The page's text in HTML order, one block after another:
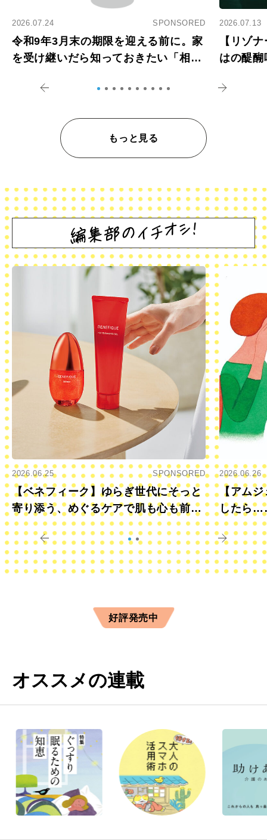
2026.07.24 SPONSORED
令和9年3月末の期限を迎える前に。家
を受け継いだら知っておきたい「相続
2026.07.13
【リゾ
はの醍
もっと見る
2026.06.25 SPONSORED
【ベネフィーク】ゆらぎ世代にそっと
寄り添う、めぐるケアで肌も心も前向
きに
2026.06.26
【アムジ
したら
すか？
好評発売中
オススメの連載